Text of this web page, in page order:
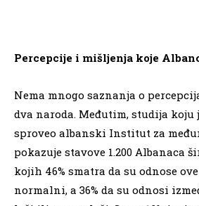
Percepcije i mišljenja koje
Nema mnogo saznanja o
dva naroda. Međutim, studija koju
sproveo albanski Institut za
pokazuje stavove 1.200 Albanaca
kojih 46% smatra da su odnose
normalni, a 36% da su odnosi